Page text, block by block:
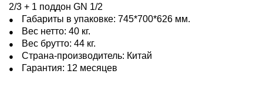
2/3 + 1 поддон GN 1/2
Габариты в упаковке: 745*700*626 мм.
Вес нетто: 40 кг.
Вес брутто: 44 кг.
Страна-производитель: Китай
Гарантия: 12 месяцев